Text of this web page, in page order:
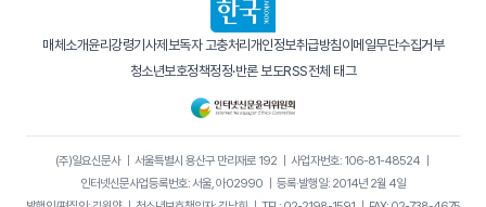
매체소개윤리강령기사제보독자 고충처리 개인정보취급방침이메일무단수집거부
청소년보호정책정정·반론 보도RSS전체 태그
(주)일요신문사｜ 서울특별시 용산구 만리재로 192｜ 사업자번호: 106-81-48524｜
인터넷신문사업등록번호: 서울, 아02990
등록·발행일: 2014년 2월 4일